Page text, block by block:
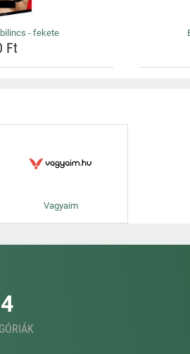
- fekete
Ft
Vagyaim